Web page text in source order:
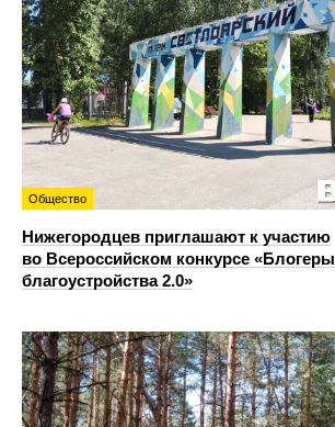
Общество
Нижегородцев приглашают к участию
во Всероссийском конкурсе «Блогеры
благоустройства 2.0»